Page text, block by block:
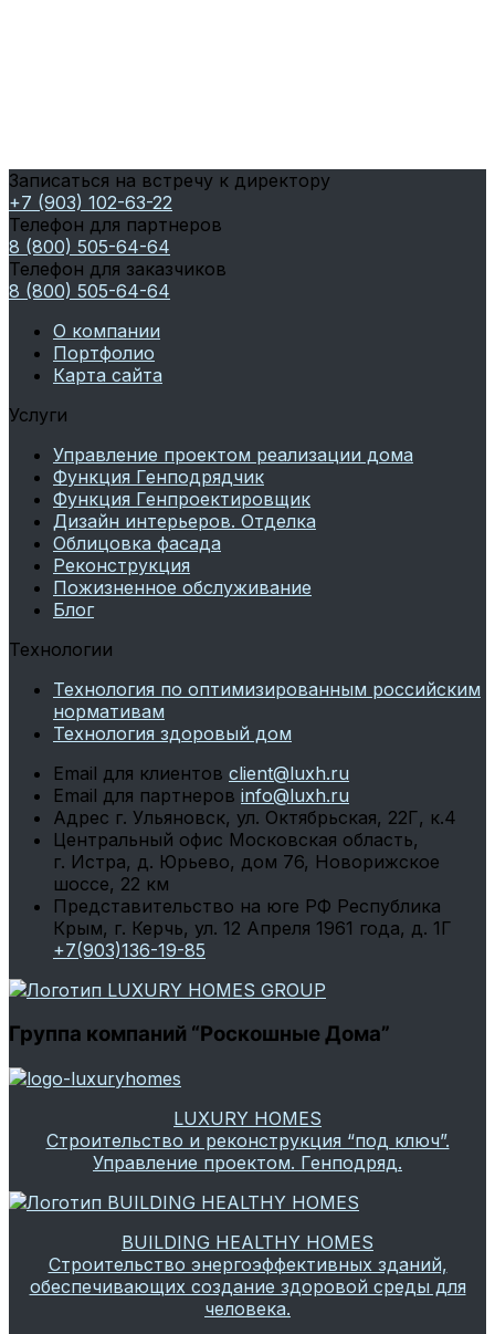
Записаться на встречу к директору
+7 (903) 102-63-22
Телефон для партнеров
8 (800) 505-64-64
Телефон для заказчиков
8 (800) 505-64-64
О компании
Портфолио
Карта сайта
Услуги
Управление проектом реализации дома
Функция Генподрядчик
Функция Генпроектировщик
Дизайн интерьеров. Отделка
Облицовка фасада
Реконструкция
Пожизненное обслуживание
Блог
Технологии
Технология по оптимизированным российским
нормативам
Технология здоровый дом
Email для клиентов client@luxh.ru
Email для партнеров info@luxh.ru
Адрес г. Ульяновск, ул. Октябрьская, 22Г, к.4
Центральный офис Московская область,
г. Истра, д. Юрьево, дом 76, Новорижское
шоссе, 22 км
Представительство на юге РФ Республика
Крым, г. Керчь, ул. 12 Апреля 1961 года, д. 1Г
+7(903)136-19-85
Группа компаний “Роскошные Дома”
LUXURY HOMES
Строительство и реконструкция “под ключ”.
Управление проектом. Генподряд.
BUILDING HEALTHY HOMES
Строительство энергоэффективных зданий,
обеспечивающих создание здоровой среды для
человека.